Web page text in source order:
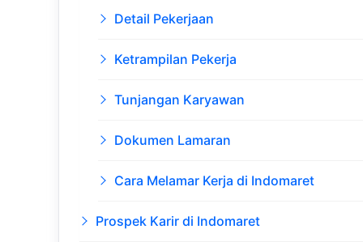
Detail Pekerjaan
Ketrampilan Pekerja
Tunjangan Karyawan
Dokumen Lamaran
Cara Melamar Kerja di Indomaret
Prospek Karir di Indomaret